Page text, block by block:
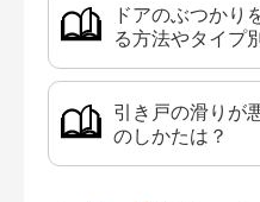
ドアのぶつか
る方法やタイプ
引き戸の滑りが
のしかたは？